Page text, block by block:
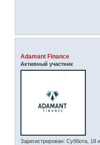
Adamant Finance
Активный участник
Зарегистрирован: Суббота, 18